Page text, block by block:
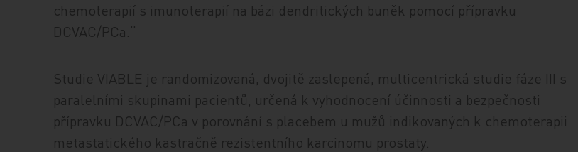
chemoterapií s imunoterapií na bázi dendritických buněk pomocí přípravku
DCVAC/PCa.“
Studie VIABLE je randomizovaná, dvojitě zaslepená, multicentrická studie fáze III s
paralelními skupinami pacientů, určená k vyhodnocení účinnosti a bezpečnosti
přípravku DCVAC/PCa v porovnání s placebem u mužů indikovaných k chemoterapii
metastatického kastračně rezistentního karcinomu prostaty.